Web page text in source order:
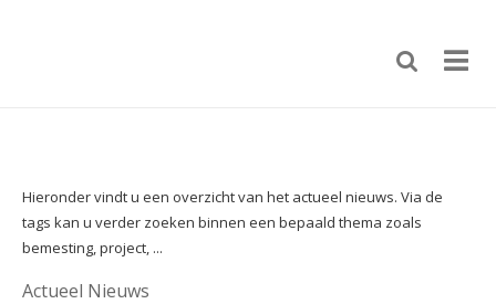
Hieronder vindt u een overzicht van het actueel nieuws. Via de
tags kan u verder zoeken binnen een bepaald thema zoals
bemesting, project, ...
Actueel Nieuws